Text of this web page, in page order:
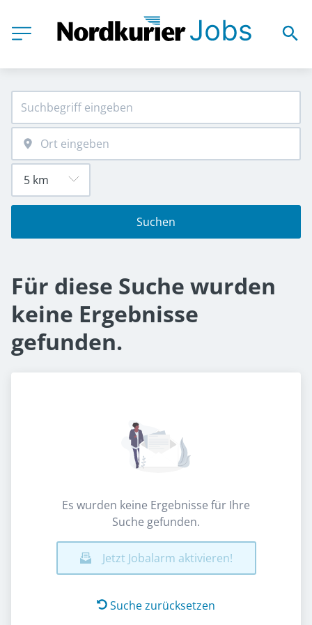
Suchen
Für diese Suche wurden
keine Ergebnisse
gefunden.
Es wurden keine Ergebnisse für Ihre
Suche gefunden.
Jetzt Jobalarm aktivieren!
Suche zurücksetzen